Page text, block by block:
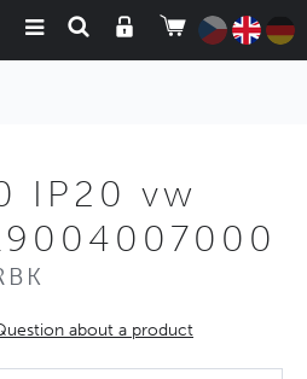
IP20 vw
about a product